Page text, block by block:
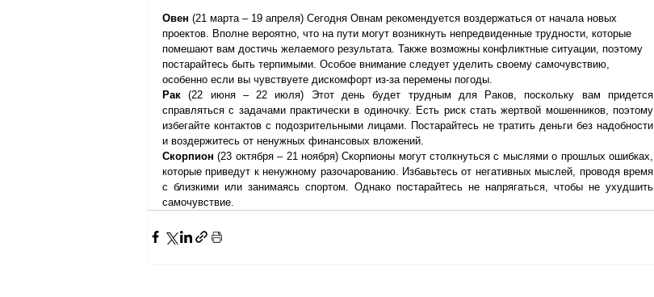
Овен (21 марта – 19 апреля) Сегодня Овнам рекомендуется воздержаться от начала новых
проектов. Вполне вероятно, что на пути могут возникнуть непредвиденные трудности, которые
помешают вам достичь желаемого результата. Также возможны конфликтные ситуации, поэтому
постарайтесь быть терпимыми. Особое внимание следует уделить своему самочувствию,
особенно если вы чувствуете дискомфорт из-за перемены погоды.
Рак (22 июня – 22 июля) Этот день будет трудным для Раков, поскольку вам придется
справляться с задачами практически в одиночку. Есть риск стать жертвой мошенников, поэтому
избегайте контактов с подозрительными лицами. Постарайтесь не тратить деньги без надобности
и воздержитесь от ненужных финансовых вложений.
Скорпион (23 октября – 21 ноября) Скорпионы могут столкнуться с мыслями о прошлых ошибках,
которые приведут к ненужному разочарованию. Избавьтесь от негативных мыслей, проводя время
с близкими или занимаясь спортом. Однако постарайтесь не напрягаться, чтобы не ухудшить
самочувствие.